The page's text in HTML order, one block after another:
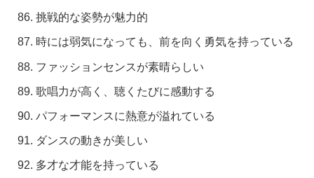
挑戦的な姿勢が魅力的
時には弱気になっても、前を向く勇気を持っている
ファッションセンスが素晴らしい
歌唱力が高く、聴くたびに感動する
パフォーマンスに熱意が溢れている
ダンスの動きが美しい
多才な才能を持っている